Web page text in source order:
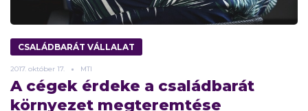
CSALÁDBARÁT VÁLLALAT
2017. október 17. MTI
A cégek érdeke a családbarát
környezet megteremtése